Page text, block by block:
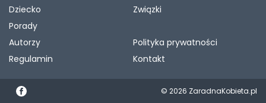
Dziecko
Związki
Porady
Autorzy
Polityka prywatności
Regulamin
Kontakt
© 2026 ZaradnaKobieta.pl